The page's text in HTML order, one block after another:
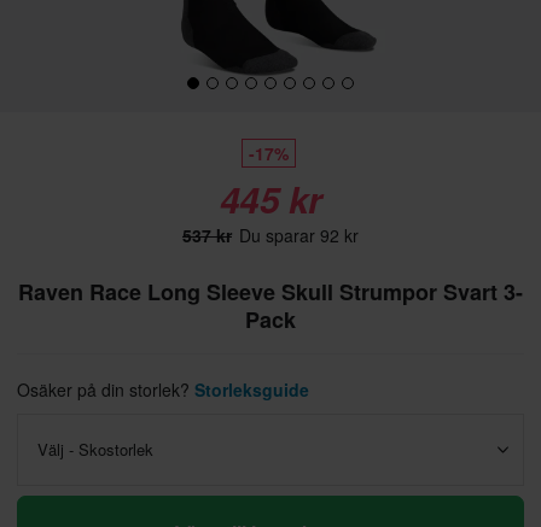
-17%
445 kr
537 kr Du sparar 92 kr
Raven Race Long Sleeve Skull Strumpor Svart 3-
Pack
Osäker på din storlek? Storleksguide
Välj - Skostorlek